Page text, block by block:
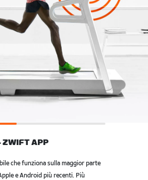
ZWIFT APP
che funziona sulla maggior parte
e Android più recenti. Più